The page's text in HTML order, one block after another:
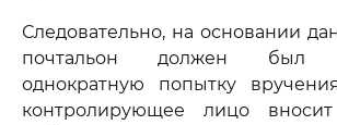
Следовательно, на основании
почтальон должен был
однократную попытку
контролирующее лицо